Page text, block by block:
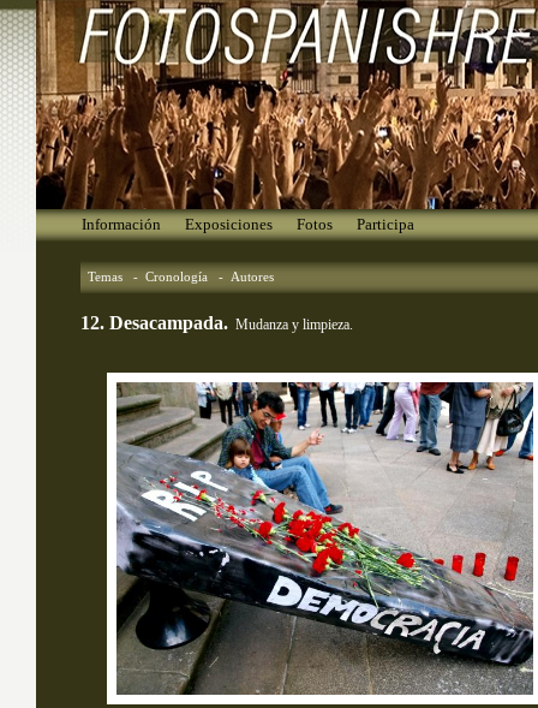
Información Exposiciones Fotos Participa
Temas - Cronología - Autores
12. Desacampada. Mudanza y limpieza.